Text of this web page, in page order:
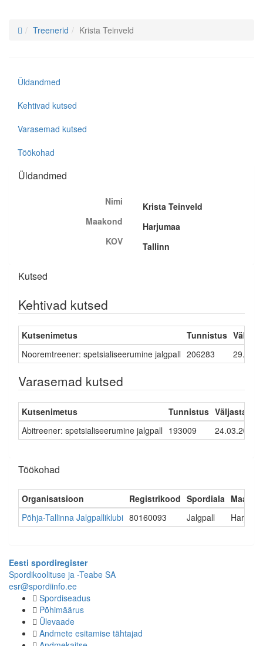
Treenerid Krista Teinveld
Üldandmed
Kehtivad kutsed
Varasemad kutsed
Töökohad
Üldandmed
Nimi
Krista Teinveld
Maakond
Harjumaa
KOV
Tallinn
Kutsed
Kehtivad kutsed
Kutsenimetus Tunnistus
Nooremtreener: spetsialiseerumine jalgpall 206283
Varasemad kutsed
Kutsenimetus Tunnistus Väljastatud
Abitreener: spetsialiseerumine jalgpall 193009 24.03.2023
Töökohad
Organisatsioon Registrikood Spordiala
Põhja-Tallinna Jalgpalliklubi 80160093 Jalgpall
Eesti spordiregister
Spordikoolituse ja -Teabe SA
esr@spordiinfo.ee
Spordiseadus
Põhimäärus
Ülevaade
Andmete esitamise tähtajad